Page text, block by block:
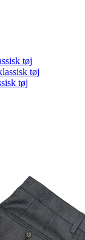
tøj
tøj
tøj